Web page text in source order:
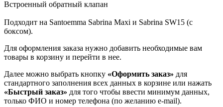
Встроенный обратный клапан
Подходит на Santoemma Sabrina Maxi и Sabrina SW15 (с
боксом).
Для оформления заказа нужно добавить необходимые вам
товары в корзину и перейти в нее.
Далее можно выбрать кнопку «Оформить заказ» для
стандартного заполнения всех данных в корзине или нажать
«Быстрый заказ» для того чтобы ввести минимум данных,
только ФИО и номер телефона (по желанию e-mail).